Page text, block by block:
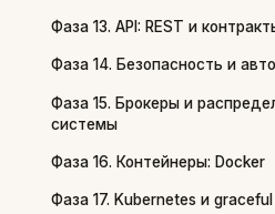
Фаза 13. API: REST и
Фаза 14. Безопасность и
Фаза 15. Брокеры и
системы
Фаза 16. Контейнеры: Docker
Фаза 17. Kubernetes и